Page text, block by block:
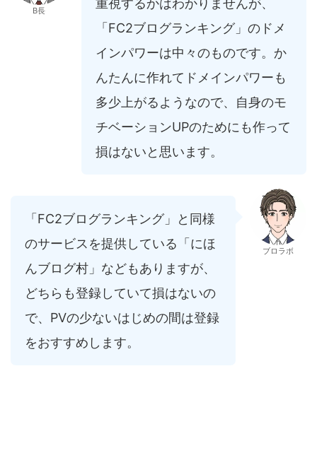
B長
「FC2ブログランキング」のドメ
インパワーは中々のものです。か
んたんに作れてドメインパワーも
多少上がるようなので、自身のモ
チベーションUPのためにも作って
損はないと思います。
「FC2ブログランキング」と同様
のサービスを提供している「にほ
んブログ村」などもありますが、
どちらも登録していて損はないの
で、PVの少ないはじめの間は登録
をおすすめします。
ブロラボ